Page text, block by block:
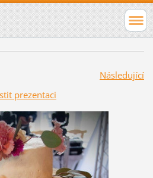
Následující
prezentaci